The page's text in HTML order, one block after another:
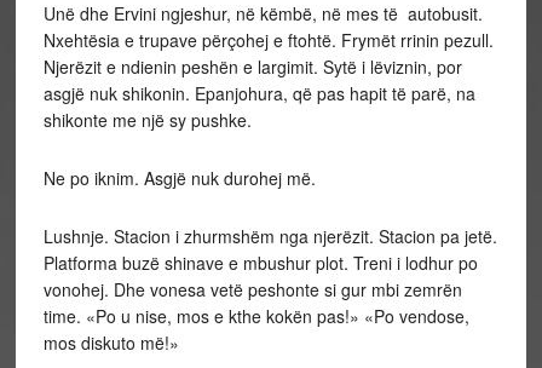
Unë dhe Ervini ngjeshur, në këmbë, në mes të autobusit.
Nxehtësia e trupave përçohej e ftohtë. Frymët rrinin pezull.
Njerëzit e ndienin peshën e largimit. Sytë i lëviznin, por
asgjë nuk shikonin. Epanjohura, që pas hapit të parë, na
shikonte me një sy pushke.
Ne po iknim. Asgjë nuk durohej më.
Lushnje. Stacion i zhurmshëm nga njerëzit. Stacion pa jetë.
Platforma buzë shinave e mbushur plot. Treni i lodhur po
vonohej. Dhe vonesa vetë peshonte si gur mbi zemrën
time. «Po u nise, mos e kthe kokën pas!» «Po vendose,
mos diskuto më!»